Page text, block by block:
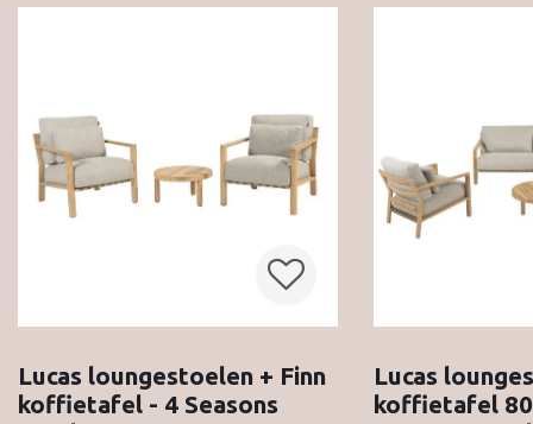
Lucas loungestoelen + Finn
koffietafel - 4 Seasons
Lucas
koffietafel 80